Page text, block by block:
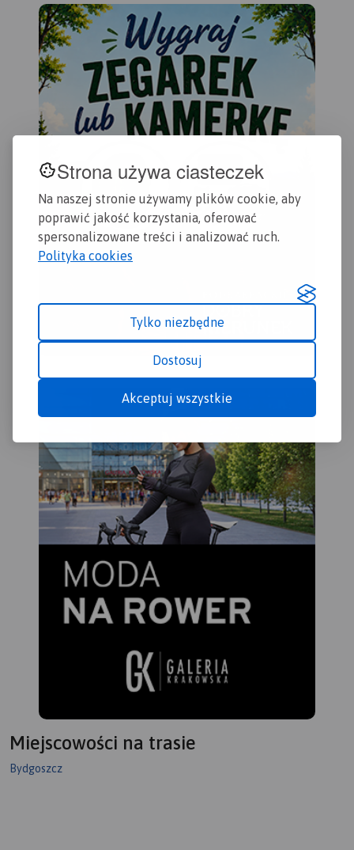
Strona używa ciasteczek
Na naszej stronie używamy plików cookie, aby
poprawić jakość korzystania, oferować
spersonalizowane treści i analizować ruch.
Polityka cookies
Tylko niezbędne
Dostosuj
Akceptuj wszystkie
kilometraż rzeki oraz obiekty
istotne dla kajakarza takie
jak miejsca niebezpieczne,
przeszkody na trasie spływu,
pola biwakowe.
Mapa jest zorientowana
zgodnie z kierunkiem
płynięcia.
Miejscowości na trasie
Bydgoszcz